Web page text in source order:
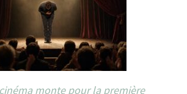
monte pour la première